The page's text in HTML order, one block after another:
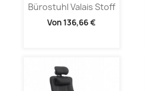
Bürostuhl Valais Stoff
Von136,66 €